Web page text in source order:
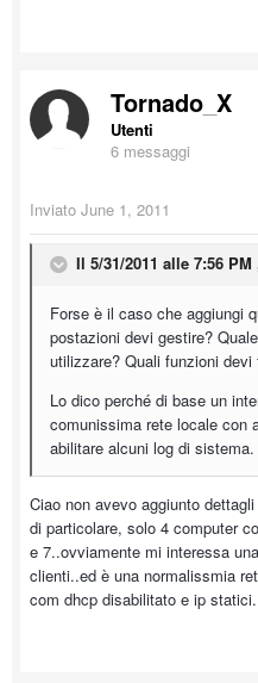
Tornado_X
Utenti
6 messaggi
Inviato June 1, 2011
Il 5/31/2011 alle 7:56
Forse è il caso che aggiungi
postazioni devi gestire?
utilizzare? Quali funzioni devi
Lo dico perché di base un
comunissima rete locale con
abilitare alcuni log di sistema.
Ciao non avevo aggiunto
di particolare, solo 4 computer
e 7..ovviamente mi interessa
clienti..ed è una normalissmia
com dhcp disabilitato e ip statici.